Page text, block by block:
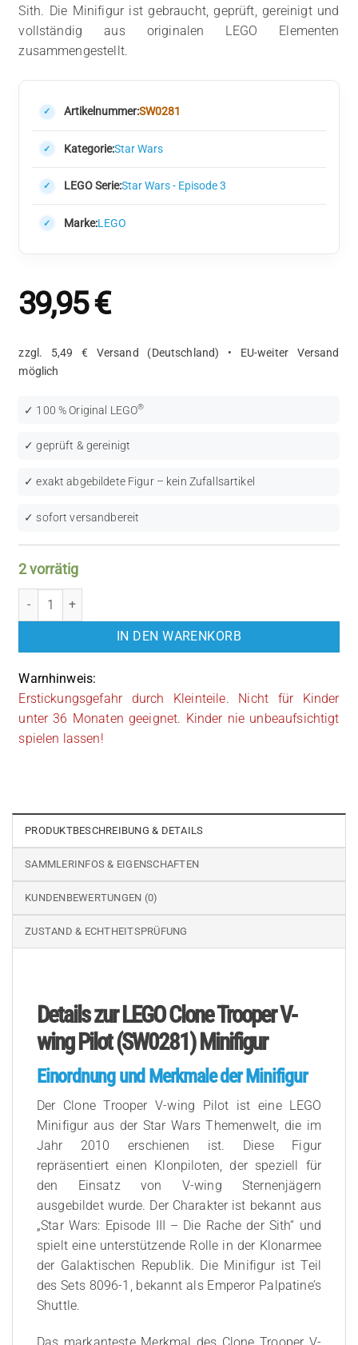
Sith. Die Minifigur ist gebraucht, geprüft, gereinigt und
vollständig aus originalen LEGO Elementen
zusammengestellt.
Artikelnummer:SW0281
Kategorie:Star Wars
LEGO Serie:Star Wars - Episode 3
Marke:LEGO
39,95€
zzgl. 5,49 € Versand (Deutschland) • EU-weiter Versand
möglich
✓ 100 % Original LEGO®
✓ geprüft & gereinigt
✓ exakt abgebildete Figur – kein Zufallsartikel
✓ sofort versandbereit
2 vorrätig
LEGO Star Wars: Clone Trooper V-wing Pilot (SW0281) Menge
IN DEN WARENKORB
Warnhinweis:
Erstickungsgefahr durch Kleinteile. Nicht für Kinder
unter 36 Monaten geeignet. Kinder nie unbeaufsichtigt
spielen lassen!
PRODUKTBESCHREIBUNG & DETAILS
SAMMLERINFOS & EIGENSCHAFTEN
KUNDENBEWERTUNGEN (0)
ZUSTAND & ECHTHEITSPRÜFUNG
Details zur LEGO Clone Trooper V-
wing Pilot (SW0281) Minifigur
Einordnung und Merkmale der Minifigur
Der Clone Trooper V-wing Pilot ist eine LEGO
Minifigur aus der Star Wars Themenwelt, die im
Jahr 2010 erschienen ist. Diese Figur
repräsentiert einen Klonpiloten, der speziell für
den Einsatz von V-wing Sternenjägern
ausgebildet wurde. Der Charakter ist bekannt aus
„Star Wars: Episode III – Die Rache der Sith“ und
spielt eine unterstützende Rolle in der Klonarmee
der Galaktischen Republik. Die Minifigur ist Teil
des Sets 8096-1, bekannt als Emperor Palpatine’s
Shuttle.